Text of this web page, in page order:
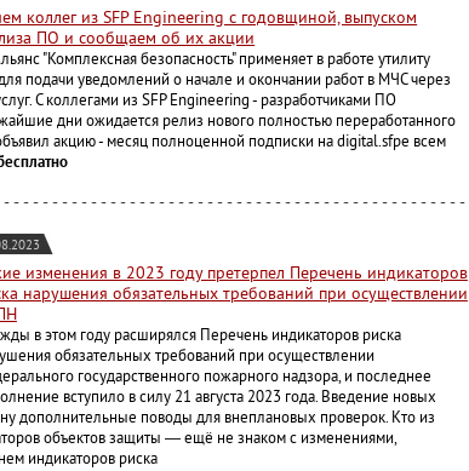
коллег из SFP Engineering с годовщиной, выпуском
ПО и сообщаем об их акции
"Комплексная безопасность" применяет в работе утилиту
подачи уведомлений о начале и окончании работ в МЧС через
С коллегами из SFP Engineering - разработчиками ПО
дни ожидается релиз нового полностью переработанного
акцию - месяц полноценной подписки на digital.sfpe всем
изменения в 2023 году претерпел Перечень индикаторов
нарушения обязательных требований при осуществлении
в этом году расширялся Перечень индикаторов риска
обязательных требований при осуществлении
государственного пожарного надзора, и последнее
вступило в силу 21 августа 2023 года. Введение новых
дополнительные поводы для внеплановых проверок. Кто из
объектов защиты — ещё не знаком с изменениями,
индикаторов риска